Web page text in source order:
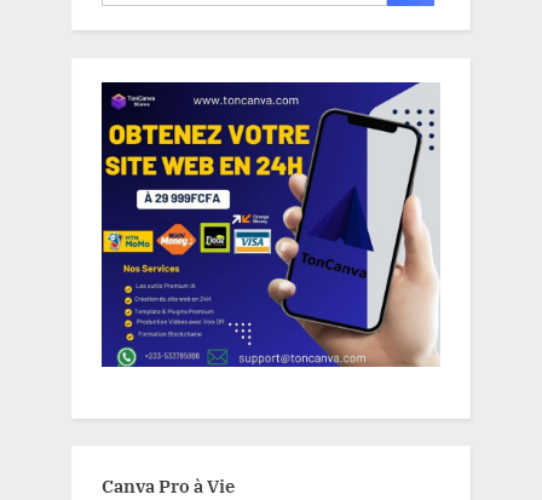
Canva Pro à Vie